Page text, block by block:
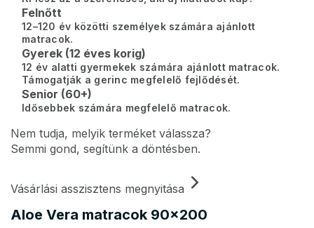
Aloe Vera matracok 90x200
Felnőtt
12–120 év közötti személyek számára ajánlott
matracok.
Gyerek (12 éves korig)
12 év alatti gyermekek számára ajánlott matracok.
Támogatják a gerinc megfelelő fejlődését.
Senior (60+)
Idősebbek számára megfelelő matracok.
Nem tudja, melyik terméket válassza?
Semmi gond, segítünk a döntésben.
Vásárlási asszisztens megnyitása